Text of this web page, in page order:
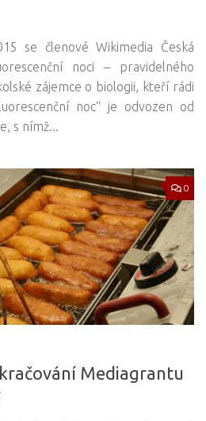
se členové Wikimedia Česká
noci – pravidelného
zájemce o biologii, kteří rádi
noc“ je odvozen od
s nímž...
0
Mediagrantu